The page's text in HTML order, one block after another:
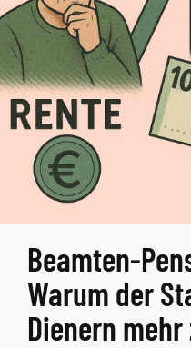
Beamten-
Warum der
Dienern